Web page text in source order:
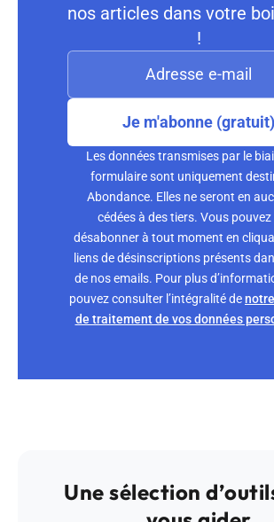
nos articles dans votre
!
Je m'abonne (gratuit)
Les données transmises par le
formulaire sont uniquement
Abondance. Elles ne seront en
cédées à des tiers. Vous
désabonner à tout moment en
liens de désinscriptions présents
de nos emails. Pour plus
pouvez consulter l’intégralité de
de traitement de vos données
Une sélection